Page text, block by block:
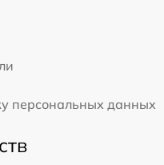
персональных данных